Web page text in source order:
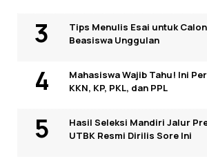
Tips Menulis Esai untuk
Beasiswa Unggulan
Mahasiswa Wajib Tahu! Ini
KKN, KP, PKL, dan PPL
Hasil Seleksi Mandiri Jalur
UTBK Resmi Dirilis Sore Ini